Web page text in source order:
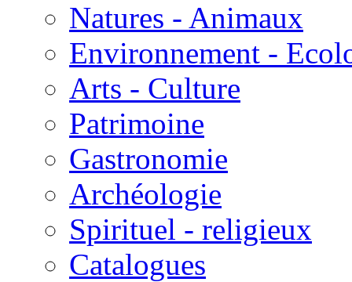
Natures - Animaux
Environnement -
Arts - Culture
Patrimoine
Gastronomie
Archéologie
Spirituel - religieux
Catalogues